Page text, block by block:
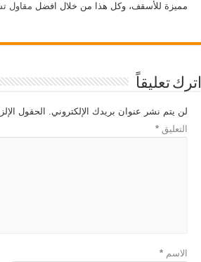
مميزة للأسقف، وكل هذا من خلال افضل مقاول
اترك تعليقاً
لن يتم نشر عنوان بريدك الإلكتروني. الحقول
التعليق*
الاسم*